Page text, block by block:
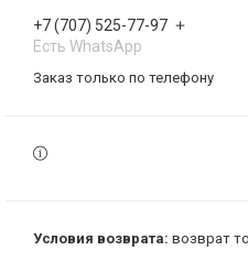
+7 (707) 525-77-97
Есть WhatsApp
Заказ только по телефону
возврат